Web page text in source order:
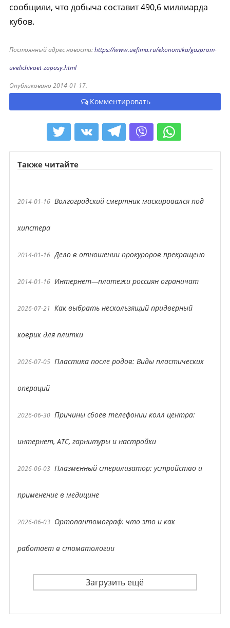
сообщили, что добыча составит 490,6 миллиарда
кубов.
Постоянный адрес новости:https://www.uefima.ru/ekonomika/gazprom-
uvelichivaet-zapasy.html
Опубликовано 2014-01-17.
Комментировать
Также читайте
2014-01-16 Волгоградский смертник маскировался под
хипстера
2014-01-16 Дело в отношении прокуроров прекращено
2014-01-16 Интернет—платежи россиян ограничат
2026-07-21 Как выбрать нескользящий придверный
коврик для плитки
2026-07-05 Пластика после родов: Виды пластических
операций
2026-06-30 Причины сбоев телефонии колл центра:
интернет, АТС, гарнитуры и настройки
2026-06-03 Плазменный стерилизатор: устройство и
применение в медицине
2026-06-03 Ортопантомограф: что это и как
работает в стоматологии
Загрузить ещё